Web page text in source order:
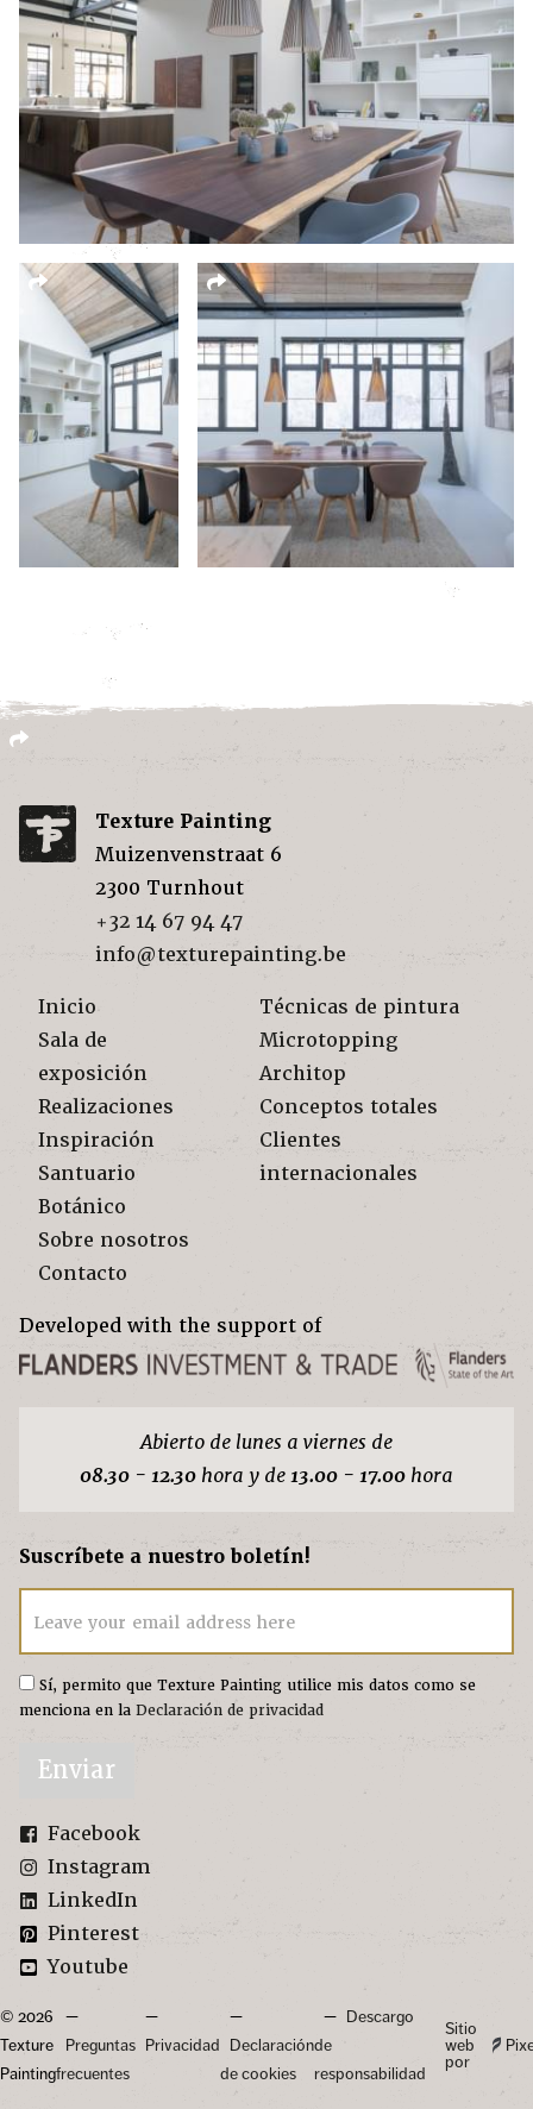
Texture Painting
Muizenvenstraat 6
2300 Turnhout
+32 14 67 94 47
info@texturepainting.be
Inicio
Sala de
exposición
Realizaciones
Inspiración
Santuario
Botánico
Sobre nosotros
Contacto
Técnicas de pintura
Microtopping
Architop
Conceptos totales
Clientes
internacionales
Developed with the support of
Abierto de lunes a viernes de
08.30 - 12.30 hora y de13.00 - 17.00 hora
Suscríbete a nuestro boletín!
Leave your email address here
Sí, permito que Texture Painting utilice mis datos como se
menciona en la Declaración de privacidad
Enviar
Facebook
Instagram
LinkedIn
Pinterest
Youtube
© 2026
Texture
Painting
Preguntas
frecuentes
Privacidad Declaración
de cookies
Descargo
de
responsabilidad
Sitio
web
por